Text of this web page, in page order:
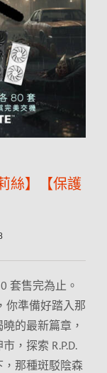
絲】【保護
套售完為止。
你準備好踏入那
的最新篇章，
，探索 R.P.D.
那種斑駁陰森